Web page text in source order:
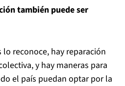
también puede ser
lo reconoce, hay reparación
y hay maneras para
el país puedan optar por la